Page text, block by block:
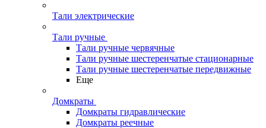
Тали электрические
Тали ручные
Тали ручные червячные
Тали ручные шестеренчатые стационарные
Тали ручные шестеренчатые передвижные
Еще
Домкраты
Домкраты гидравлические
Домкраты реечные